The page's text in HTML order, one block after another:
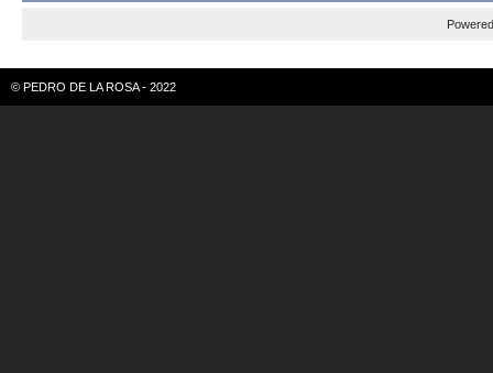
© PEDRO DE LA ROSA - 2022